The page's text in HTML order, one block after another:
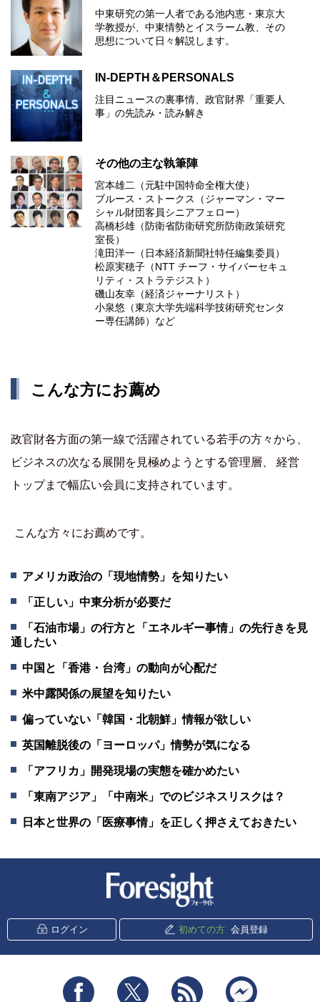
中東研究の第⼀⼈者である池内恵・東京⼤
学教授が、中東情勢とイスラーム教、その
思想について⽇々解説します。
IN-DEPTH＆PERSONALS
注目ニュースの裏事情、政官財界「重要人
事」の先読み・読み解き
その他の主な執筆陣
宮本雄二（元駐中国特命全権大使）
ブルース・ストークス（ジャーマン・マー
シャル財団客員シニアフェロー）
高橋杉雄（防衛省防衛研究所防衛政策研究
室長）
滝田洋一（日本経済新聞社特任編集委員）
松原実穂子（NTT チーフ・サイバーセキュ
リティ・ストラテジスト）
磯山友幸（経済ジャーナリスト）
小泉悠（東京大学先端科学技術研究センタ
ー専任講師）など
こんな方にお薦め
政官財各方面の第一線で活躍されている若手の方々から、
ビジネスの次なる展開を見極めようとする管理層、 経営
トップまで幅広い会員に支持されています。
こんな方々にお薦めです。
アメリカ政治の「現地情勢」を知りたい
「正しい」中東分析が必要だ
「石油市場」の行方と「エネルギー事情」の先行きを見
通したい
中国と「香港・台湾」の動向が心配だ
米中露関係の展望を知りたい
偏っていない「韓国・北朝鮮」情報が欲しい
英国離脱後の「ヨーロッパ」情勢が気になる
「アフリカ」開発現場の実態を確かめたい
「東南アジア」「中南米」でのビジネスリスクは？
日本と世界の「医療事情」を正しく押さえておきたい
ログイン 初めての方 会員登録
Facebook Twitter RSS